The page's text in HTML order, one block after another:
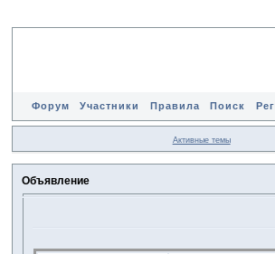
Форум Участники Правила Поиск
Активные темы
Объявление